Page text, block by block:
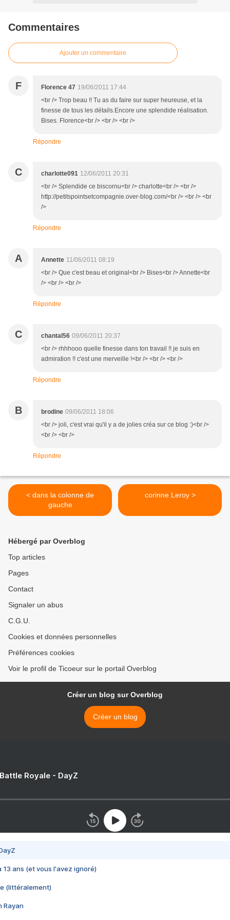
Commentaires
Ajouter un commentaire
F Florence 47 19/06/2011 17:44
<br /> Trop beau !! Tu as du faire sur super heureuse, et la
finesse de tous les détails.Encore une splendide réalisation.
Bises. Florence<br /> <br /> <br />
Répondre
C charlotte091 12/06/2011 20:31
<br /> Splendide ce biscornu<br /> charlotte<br /> <br />
http://petitspointsetcompagnie.over-blog.com/<br /> <br /> <br
/>
Répondre
A Annette 11/06/2011 08:19
<br /> Que c'est beau et original<br /> Bises<br /> Annette<br
/> <br /> <br />
Répondre
C chantal56 09/06/2011 20:37
<br /> rhhhooo quelle finesse dans ton travail !! je suis en
admiration !! c'est une merveille !<br /> <br /> <br />
Répondre
B brodine 09/06/2011 18:06
<br /> joli, c'est vrai qu'il y a de jolies créa sur ce blog :)<br />
<br /> <br />
Répondre
< dans la colonne de
gauche
corinne Leroy >
Hébergé par Overblog
Top articles
Pages
Contact
Signaler un abus
C.G.U.
Cookies et données personnelles
Préférences cookies
Voir le profil de Ticoeur sur le portail Overblog
Créer un blog sur Overblog
Créer un blog
Royale - DayZ
13 ans (et vous l'avez ignoré)
(littéralement)
Rayan